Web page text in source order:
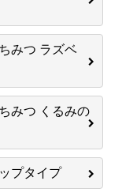
みつ ラズベ
みつ くるみの
プタイプ